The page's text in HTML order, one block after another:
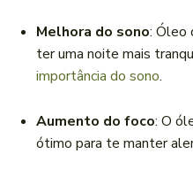
Melhora do sono: Óleo
ter uma noite mais
importância do sono.
Aumento do foco: O
ótimo para te manter